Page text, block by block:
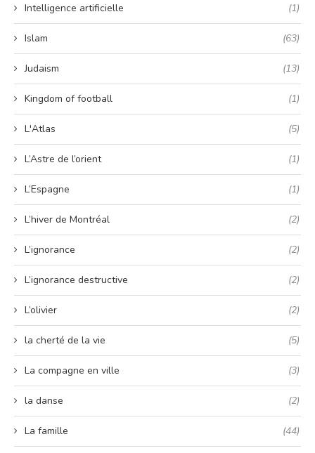
Intelligence artificielle (1)
Islam (63)
Judaism (13)
Kingdom of football (1)
L'Atlas (5)
L’Astre de l’orient (1)
L’Espagne (1)
L’hiver de Montréal (2)
L’ignorance (2)
L’ignorance destructive (2)
L’olivier (2)
la cherté de la vie (5)
La compagne en ville (3)
la danse (2)
La famille (44)